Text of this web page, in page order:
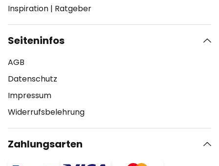
Inspiration | Ratgeber
Seiteninfos
AGB
Datenschutz
Impressum
Widerrufsbelehrung
Zahlungsarten